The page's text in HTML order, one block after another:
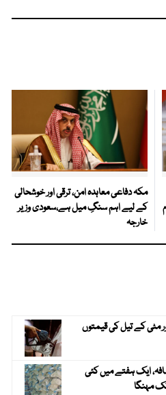
مکہ دفاعی معاہدہ امن، ترقی اور خوشحالی
کے لیے اہم سنگِ میل ہے،سعودی وزیر
خارجہ
مٹی کے تیل کی قیمتوں
ایک ہفتے میں کئی